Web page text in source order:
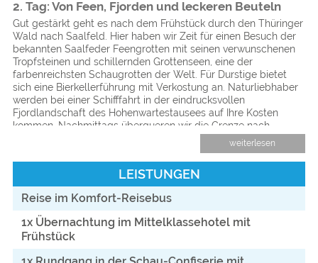
2. Tag: Von Feen, Fjorden und leckeren Beuteln
Gut gestärkt geht es nach dem Frühstück durch den Thüringer
Wald nach Saalfeld. Hier haben wir Zeit für einen Besuch der
bekannten Saalfeder Feengrotten mit seinen verwunschenen
Tropfsteinen und schillernden Grottenseen, eine der
farbenreichsten Schaugrotten der Welt. Für Durstige bietet
sich eine Bierkellerführung mit Verkostung an. Naturliebhaber
werden bei einer Schifffahrt in der eindrucksvollen
Fjordlandschaft des Hohenwartestausees auf Ihre Kosten
kommen. Nachmittags überqueren wir die Grenze nach
Bayern, wo für jeden von uns schon ein fürstlicher Windbeutel
im XXL-Format erwartet. Lassen Sie es sich schmecken!
Anschließend Rückreise zum Ausgangsort. Gerne reservieren
wir Ihnen noch ein Lokal für ein Abschlussessen.
weiterlesen
LEISTUNGEN
Reise im Komfort-Reisebus
1x Übernachtung im Mittelklassehotel mit
Frühstück